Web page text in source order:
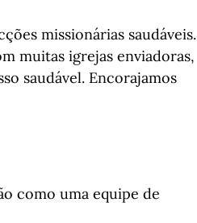
missionárias saudáveis.
muitas igrejas enviadoras,
saudável. Encorajamos
como uma equipe de